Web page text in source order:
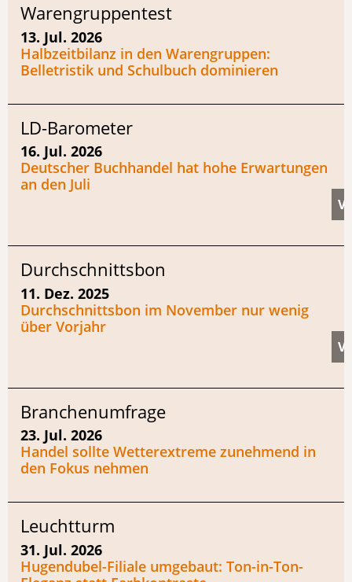
Warengruppentest
13. Jul. 2026
Halbzeitbilanz in den Warengruppen:
Belletristik und Schulbuch dominieren
LD-Barometer
16. Jul. 2026
Deutscher Buchhandel hat hohe Erwartungen
an den Juli
Durchschnittsbon
11. Dez. 2025
Durchschnittsbon im November nur wenig
über Vorjahr
Branchenumfrage
23. Jul. 2026
Handel sollte Wetterextreme zunehmend in
den Fokus nehmen
Leuchtturm
31. Jul. 2026
Hugendubel-Filiale umgebaut: Ton-in-Ton-